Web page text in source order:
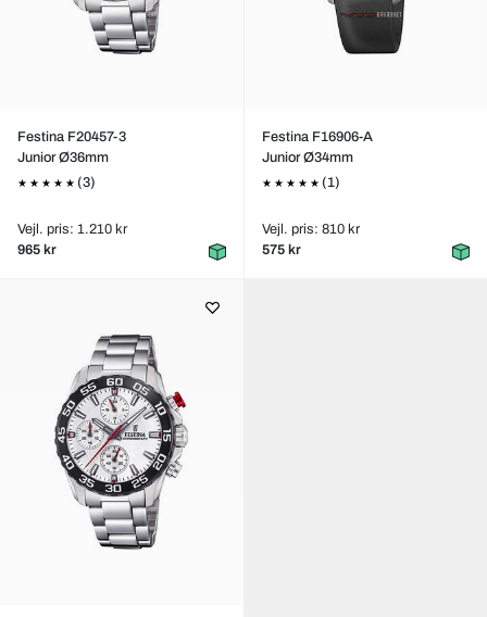
Festina F20457-3
Junior Ø36mm
(3)
Vejl. pris: 1.210 kr
965 kr
Festina F16906-A
Junior Ø34mm
(1)
Vejl. pris: 810 kr
575 kr